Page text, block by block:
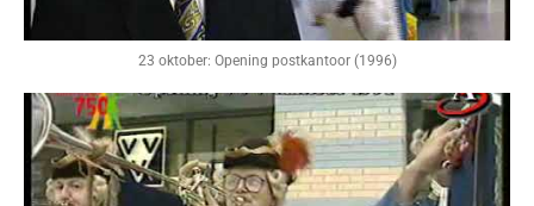
23 oktober: Opening postkantoor (1996)